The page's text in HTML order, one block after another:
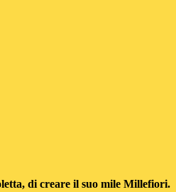
di creare il suo mile Millefiori.